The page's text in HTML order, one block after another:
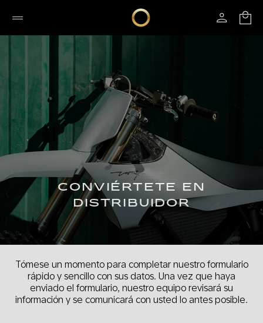
CONVIÉRTETE EN
DISTRIBUIDOR
Tómese un momento para completar nuestro formulario
rápido y sencillo con sus datos. Una vez que haya
enviado el formulario, nuestro equipo revisará su
información y se comunicará con usted lo antes posible.